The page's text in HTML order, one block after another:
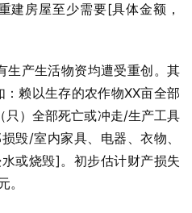
建房屋至少需要[具体金额，
生产生活物资均遭受重创。其
赖以生存的农作物XX亩全部
只）全部死亡或冲走/生产工具
毁/室内家具、电器、衣物、
或烧毁]。初步估计财产损失
。